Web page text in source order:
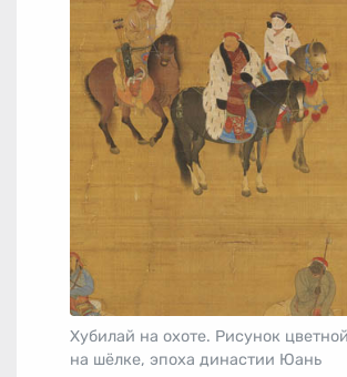
Хубилай на охоте. Рисунок
на шёлке, эпоха династии Юань